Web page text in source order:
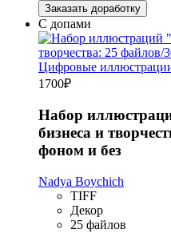
Заказать доработку
С допами
1700₽
Набор
бизнеса и
фоном и без
Nadya Boychich
TIFF
Декор
25 файлов